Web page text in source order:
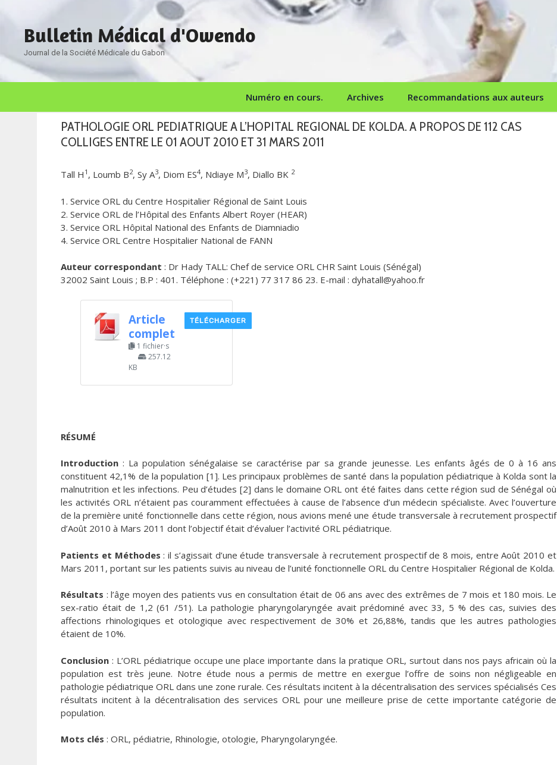
contenuBulletin Médical d'Owendo
Journal de la Société Médicale du Gabon
Numéro en cours. Archives Recommandations aux auteurs
PATHOLOGIE ORL PEDIATRIQUE A L’HOPITAL REGIONAL DE KOLDA. A PROPOS DE 112 CAS
COLLIGES ENTRE LE 01 AOUT 2010 ET 31 MARS 2011
Tall H 1 , Loumb B2, Sy A3, Diom ES4, Ndiaye M3, Diallo BK 2
1. Service ORL du Centre Hospitalier Régional de Saint Louis
2. Service ORL de l’Hôpital des Enfants Albert Royer (HEAR)
3. Service ORL Hôpital National des Enfants de Diamniadio
4. Service ORL Centre Hospitalier National de FANN
Auteur correspondant : Dr Hady TALL: Chef de service ORL CHR Saint Louis (Sénégal)
32002 Saint Louis ; B.P : 401. Téléphone : (+221) 77 317 86 23. E-mail : dyhatall@yahoo.fr
Article
complet
1 fichier·s
257.12
KB
TÉLÉCHARGER
RÉSUMÉ
Introduction : La population sénégalaise se caractérise par sa grande jeunesse. Les enfants âgés de 0 à 16 ans
constituent 42,1% de la population [1]. Les principaux problèmes de santé dans la population pédiatrique à Kolda sont la
malnutrition et les infections. Peu d’études [2] dans le domaine ORL ont été faites dans cette région sud de Sénégal où
les activités ORL n’étaient pas couramment effectuées à cause de l’absence d’un médecin spécialiste. Avec l’ouverture
de la première unité fonctionnelle dans cette région, nous avions mené une étude transversale à recrutement prospectif
d’Août 2010 à Mars 2011 dont l’objectif était d’évaluer l’activité ORL pédiatrique.
Patients et Méthodes : il s’agissait d’une étude transversale à recrutement prospectif de 8 mois, entre Août 2010 et
Mars 2011, portant sur les patients suivis au niveau de l’unité fonctionnelle ORL du Centre Hospitalier Régional de Kolda.
Résultats : l’âge moyen des patients vus en consultation était de 06 ans avec des extrêmes de 7 mois et 180 mois. Le
sex-ratio était de 1,2 (61 /51). La pathologie pharyngolaryngée avait prédominé avec 33, 5 % des cas, suivies des
affections rhinologiques et otologique avec respectivement de 30% et 26,88%, tandis que les autres pathologies
étaient de 10%.
Conclusion : L’ORL pédiatrique occupe une place importante dans la pratique ORL, surtout dans nos pays africain où la
population est très jeune. Notre étude nous a permis de mettre en exergue l’offre de soins non négligeable en
pathologie pédiatrique ORL dans une zone rurale. Ces résultats incitent à la décentralisation des services spécialisés Ces
résultats incitent à la décentralisation des services ORL pour une meilleure prise de cette importante catégorie de
population.
Mots clés : ORL, pédiatrie, Rhinologie, otologie, Pharyngolaryngée.